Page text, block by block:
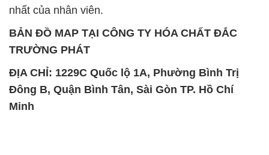
nhất của nhân viên.
BẢN ĐỒ MAP TẠI CÔNG TY HÓA CHẤT ĐẮC
TRƯỜNG PHÁT
ĐỊA CHỈ: 1229C Quốc lộ 1A, Phường Bình Trị
Đông B, Quận Bình Tân, Sài Gòn TP. Hồ Chí
Minh